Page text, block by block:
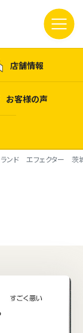
店舗情報
お客様の声
ンド エフェクター 茨